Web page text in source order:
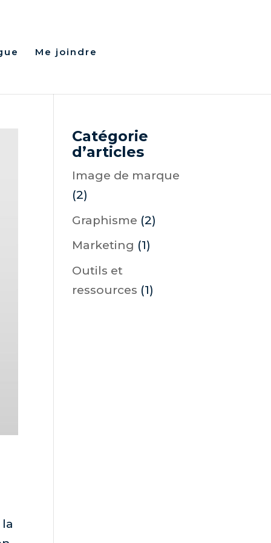
Me joindre
Catégorie
d’articles
Image de marque
(2)
Graphisme (2)
Marketing (1)
Outils et
ressources (1)